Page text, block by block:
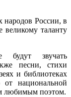
народов России, в
великому таланту
будут звучать
песни, стихи
и библиотеках
национальной
любимым поэтом.